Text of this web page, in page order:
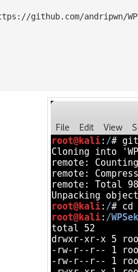
github.com/andripwn/